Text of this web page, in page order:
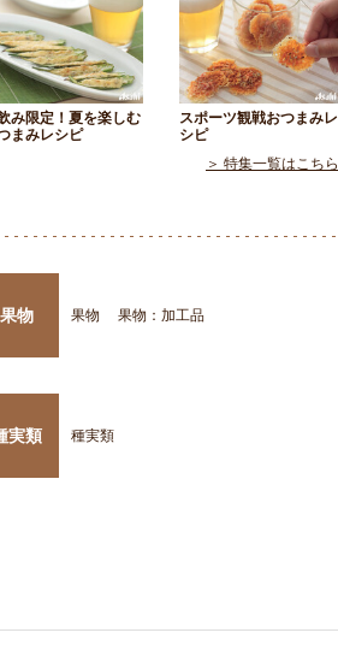
み限定！夏を楽しむ
まみレシピ
スポーツ観戦おつまみレ
シピ
＞ 特集一覧はこちら
果物 果物 果物：加工品
実類 種実類